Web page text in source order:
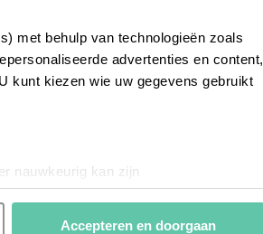
met behulp van technologieën zoals
advertenties en content,
kunt kiezen wie uw gegevens gebruikt
nauwkeurig kan zijn
(fingerprinting)
in het
detailgedeelte
Accepteren en doorgaan